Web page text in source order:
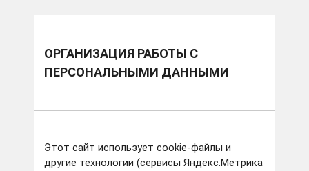
ОРГАНИЗАЦИЯ РАБОТЫ С
ПЕРСОНАЛЬНЫМИ ДАННЫМИ
Этот сайт использует cookie-файлы и
другие технологии (сервисы Яндекс.Метрика